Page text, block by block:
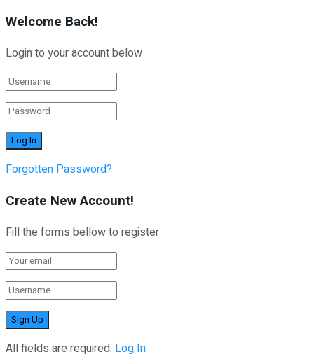
Welcome Back!
Login to your account below
Forgotten Password?
Create New Account!
Fill the forms bellow to register
All fields are required. Log In